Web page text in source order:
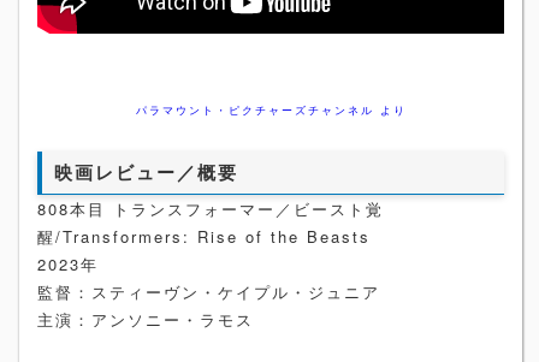
パラマウント・ピクチャーズチャンネル より
映画レビュー／概要
808本目 トランスフォーマー／ビースト覚
醒/Transformers: Rise of the Beasts
2023年
監督：スティーヴン・ケイプル・ジュニア
主演：アンソニー・ラモス